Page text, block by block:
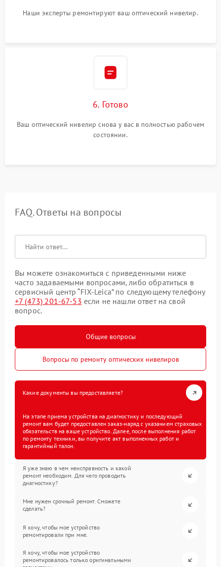
Наши эксперты ремонтируют ваш оптический нивелир.
6. Готово
Ваш оптический нивелир снова у вас в полностью рабочем
состоянии.
FAQ. Ответы на вопросы
Вы можете ознакомиться с приведенными ниже
часто задаваемыми вопросами, либо обратиться в
сервисный центр “FIX-Leica” по следующему телефону
+7 (473) 201-67-53 если не нашли ответ на свой
вопрос.
Общие вопросы
Вопросы по ремонту оптических нивелиров
Какие документы вы предоставляете?
На этапе приема устройства на диагностику и последующий
ремонт вам будет предоставлен заказ-наряд с указанием страховых
обязательств на ваше устройство. Далее, после выполнения работ
по ремонту техники, вы получите акт выполненных работ и
гарантийный талон.
Я уже знаю в чем неисправность и какой
ремонт необходим. Для чего проводить
диагностику?
Мне нужен срочный ремонт. Сможете
сделать?
Я хочу, чтобы мое устройство
ремонтировали при мне.
Я хочу, чтобы мое устройство
ремонтировалось только оригинальными